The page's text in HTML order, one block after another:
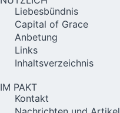
Liebesbündnis
Capital of Grace
Anbetung
Links
Inhaltsverzeichnis
IM PAKT
Kontakt